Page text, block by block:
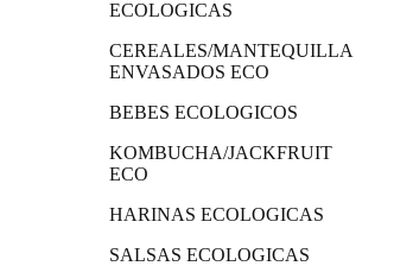
ECOLOGICAS
CEREALES/MANTEQUILLA
ENVASADOS ECO
BEBES ECOLOGICOS
KOMBUCHA/JACKFRUIT
ECO
HARINAS ECOLOGICAS
SALSAS ECOLOGICAS